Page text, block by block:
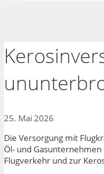
25. Mai 2026
Die Versorgung mit
Öl- und
Flugverkehr und zur